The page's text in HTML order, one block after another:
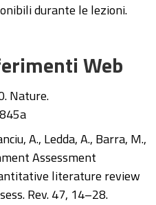
durante le lezioni.
Web
Nature.
A., Ledda, A., Barra, M.,
Assessment
literature review
Rev. 47, 14–28.